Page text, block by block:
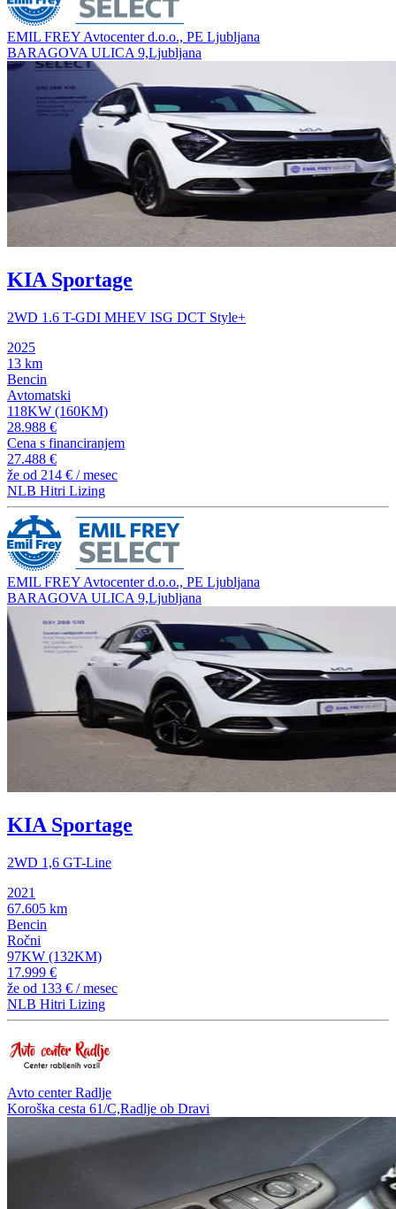
EMIL FREY Avtocenter d.o.o., PE Ljubljana
BARAGOVA ULICA 9,Ljubljana
KIA Sportage
2WD 1.6 T-GDI MHEV ISG DCT Style+
2025
13 km
Bencin
Avtomatski
118KW (160KM)
28.988 €
Cena s financiranjem
27.488 €
že od 214 € / mesec
NLB Hitri Lizing
EMIL FREY Avtocenter d.o.o., PE Ljubljana
BARAGOVA ULICA 9,Ljubljana
KIA Sportage
2WD 1,6 GT-Line
2021
67.605 km
Bencin
Ročni
97KW (132KM)
17.999 €
že od 133 € / mesec
NLB Hitri Lizing
Avto center Radlje
Koroška cesta 61/C,Radlje ob Dravi